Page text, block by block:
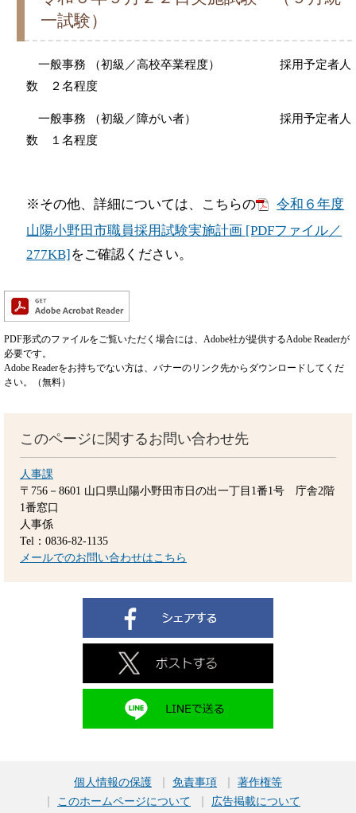
一試験）
一般事務 （初級／高校卒業程度） 採用予定者人
数 ２名程度
一般事務 （初級／障がい者） 採用予定者人
数 １名程度
※その他、詳細については、こちらの
令和６年度
山陽小野田市職員採用試験実施計画 [PDFファイル／
277KB] をご確認ください。
PDF形式のファイルをご覧いただく場合には、Adobe社が提供するAdobe Readerが
必要です。
Adobe Readerをお持ちでない方は、バナーのリンク先からダウンロードしてくだ
さい。（無料）
このページに関するお問い合わせ先
人事課
〒756－8601 山口県山陽小野田市日の出一丁目1番1号 庁舎2階
1番窓口
人事係
Tel：0836-82-1135
メールでのお問い合わせはこちら
個人情報の保護 免責事項
著作権等
このホームページについて
広告掲載について